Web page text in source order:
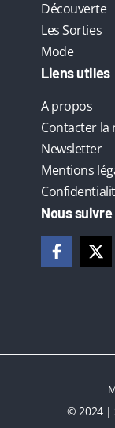
Découverte
Les Sorties
Mode
Liens utiles
A propos
Contacter la
Newsletter
Mentions
Nous suivre
© 2024 |